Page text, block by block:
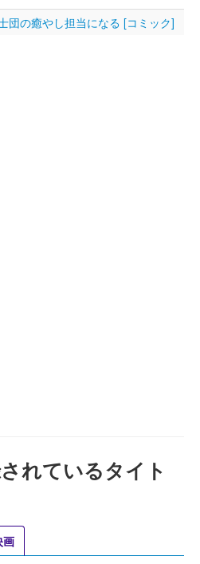
団の癒やし担当になる [コミック]
れているタイト
画